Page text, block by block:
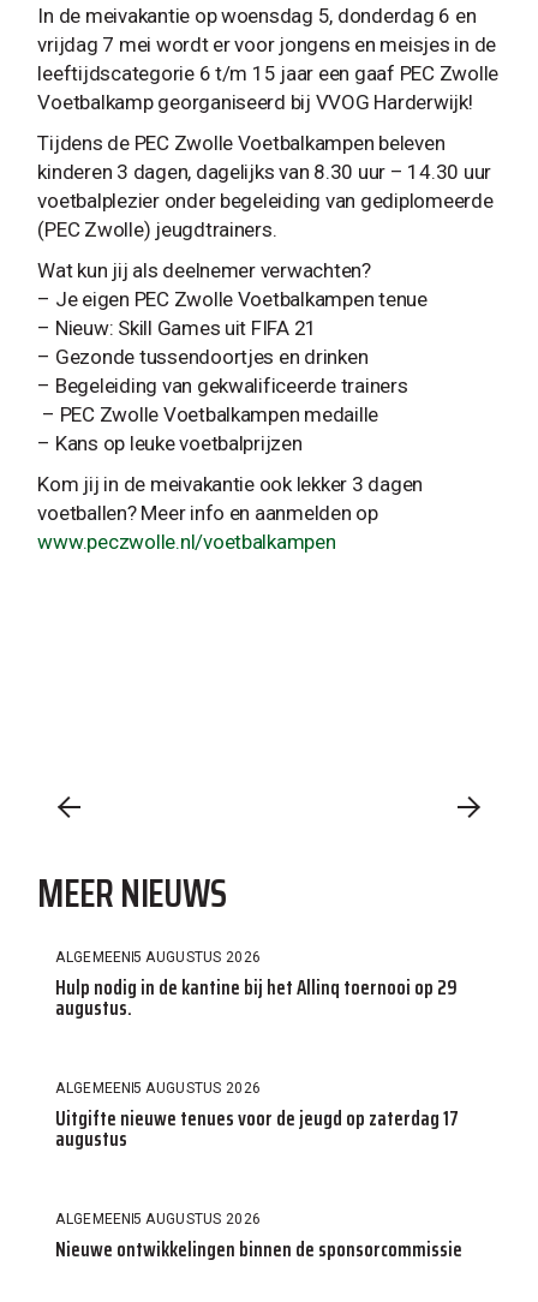
In de meivakantie op woensdag 5, donderdag 6 en
vrijdag 7 mei wordt er voor jongens en meisjes in de
leeftijdscategorie 6 t/m 15 jaar een gaaf PEC Zwolle
Voetbalkamp georganiseerd bij VVOG Harderwijk!
Tijdens de PEC Zwolle Voetbalkampen beleven
kinderen 3 dagen, dagelijks van 8.30 uur – 14.30 uur
voetbalplezier onder begeleiding van gediplomeerde
(PEC Zwolle) jeugdtrainers.
Wat kun jij als deelnemer verwachten?
– Je eigen PEC Zwolle Voetbalkampen tenue
– Nieuw: Skill Games uit FIFA 21
– Gezonde tussendoortjes en drinken
– Begeleiding van gekwalificeerde trainers
– PEC Zwolle Voetbalkampen medaille
– Kans op leuke voetbalprijzen
Kom jij in de meivakantie ook lekker 3 dagen
voetballen? Meer info en aanmelden op
www.peczwolle.nl/voetbalkampen
MEER NIEUWS
ALGEMEEN5 AUGUSTUS 2026
Hulp nodig in de kantine bij het Allinq toernooi op 29
augustus.
ALGEMEEN5 AUGUSTUS 2026
Uitgifte nieuwe tenues voor de jeugd op zaterdag 17
augustus
ALGEMEEN5 AUGUSTUS 2026
Nieuwe ontwikkelingen binnen de sponsorcommissie